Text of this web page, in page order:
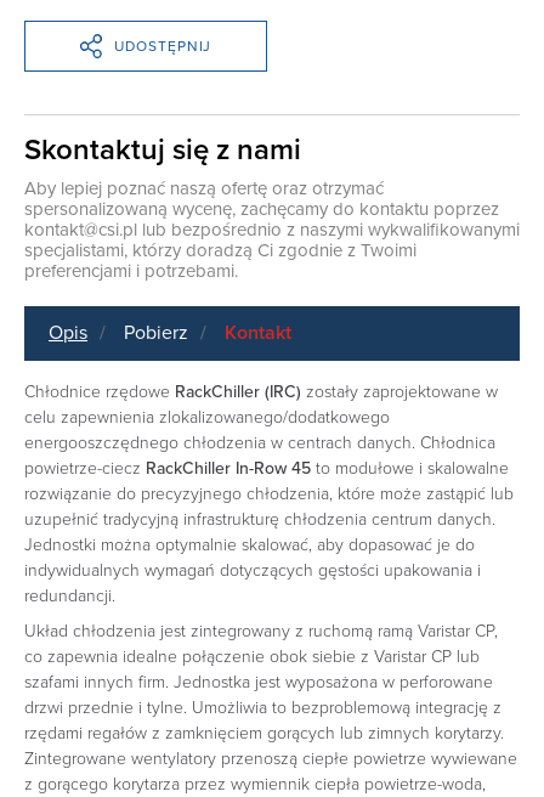
UDOSTĘPNIJ
Skontaktuj się z nami
Aby lepiej poznać naszą ofertę oraz otrzymać
spersonalizowaną wycenę, zachęcamy do kontaktu poprzez
kontakt@csi.pl lub bezpośrednio z naszymi wykwalifikowanymi
specjalistami, którzy doradzą Ci zgodnie z Twoimi
preferencjami i potrzebami.
Opis Pobierz Kontakt
Chłodnice rzędowe RackChiller (IRC) zostały zaprojektowane w
celu zapewnienia zlokalizowanego/dodatkowego
energooszczędnego chłodzenia w centrach danych. Chłodnica
powietrze-ciecz RackChiller In-Row 45 to modułowe i skalowalne
rozwiązanie do precyzyjnego chłodzenia, które może zastąpić lub
uzupełnić tradycyjną infrastrukturę chłodzenia centrum danych.
Jednostki można optymalnie skalować, aby dopasować je do
indywidualnych wymagań dotyczących gęstości upakowania i
redundancji.
Układ chłodzenia jest zintegrowany z ruchomą ramą Varistar CP,
co zapewnia idealne połączenie obok siebie z Varistar CP lub
szafami innych firm. Jednostka jest wyposażona w perforowane
drzwi przednie i tylne. Umożliwia to bezproblemową integrację z
rzędami regałów z zamknięciem gorących lub zimnych korytarzy.
Zintegrowane wentylatory przenoszą ciepłe powietrze wywiewane
z gorącego korytarza przez wymiennik ciepła powietrze-woda,